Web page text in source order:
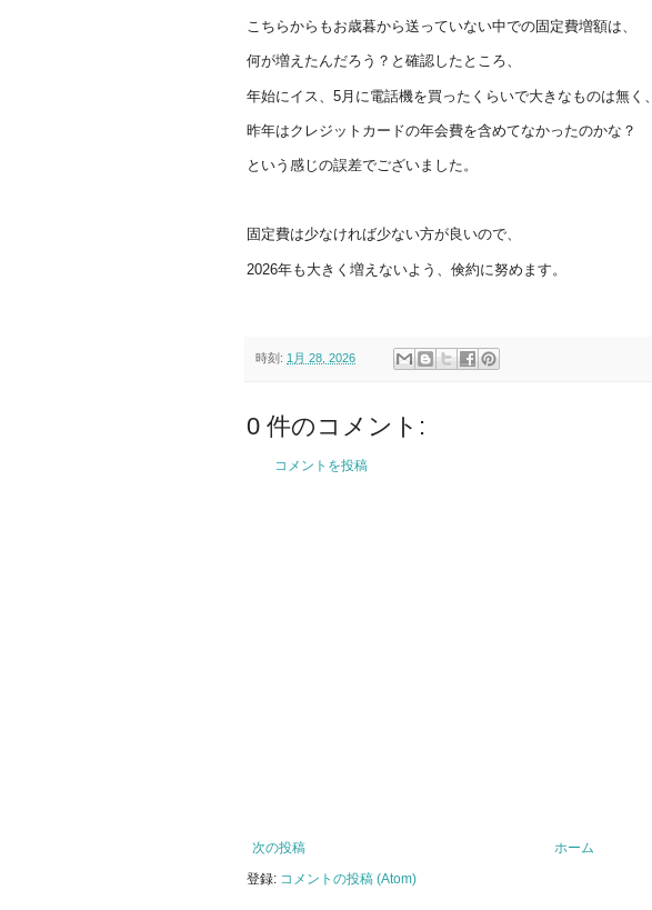
こちらからもお歳暮から送っていない中での固定費増額は、
何が増えたんだろう？と確認したところ、
年始にイス、5月に電話機を買ったくらいで大きなものは無く、
昨年はクレジットカードの年会費を含めてなかったのかな？
という感じの誤差でございました。
固定費は少なければ少ない方が良いので、
2026年も大きく増えないよう、倹約に努めます。
時刻: 1月 28, 2026
0 件のコメント:
コメントを投稿
次の投稿
ホーム
登録: コメントの投稿 (Atom)